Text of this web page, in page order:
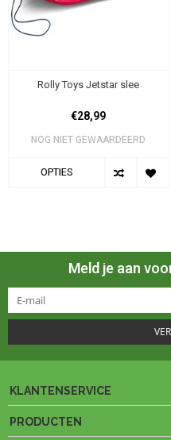
Rolly Toys Jetstar slee
€28,99
NOG NIET GEWAARDEERD
OPTIES
Meld je aan
KLANTENSERVICE
PRODUCTEN